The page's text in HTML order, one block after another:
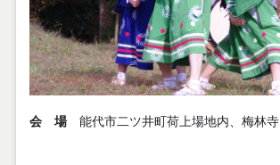
会 場能代市二ツ井町荷上場地内、梅林寺